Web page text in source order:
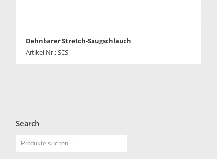
Dehnbarer Stretch-Saugschlauch
Artikel-Nr.: SCS
Search